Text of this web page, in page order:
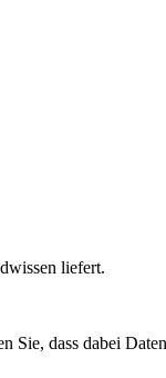
liefert.
Sie, dass dabei